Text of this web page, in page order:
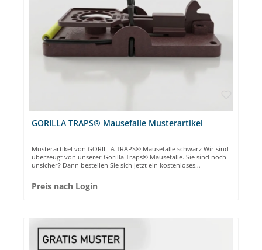
GORILLA TRAPS® Mausefalle Musterartikel
Musterartikel von GORILLA TRAPS® Mausefalle schwarz Wir sind
überzeugt von unserer Gorilla Traps® Mausefalle. Sie sind noch
unsicher? Dann bestellen Sie sich jetzt ein kostenloses
auf 1 Stück pro Kunde.
Preis nach Login